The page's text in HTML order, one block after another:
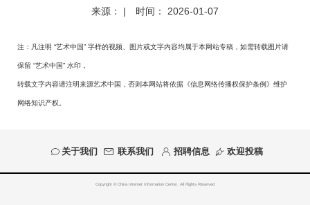
来源： | 时间： 2026-01-07
注：凡注明 “艺术中国” 字样的视频、图片或文字内容均属于本网站专稿，如需转载图片请
保留 “艺术中国” 水印，
转载文字内容请注明来源艺术中国，否则本网站将依据《信息网络传播权保护条例》维护
网络知识产权。
关于我们 联系我们 招聘信息 欢迎投稿
Copyright © China Internet Information Center. All Rights Reserved